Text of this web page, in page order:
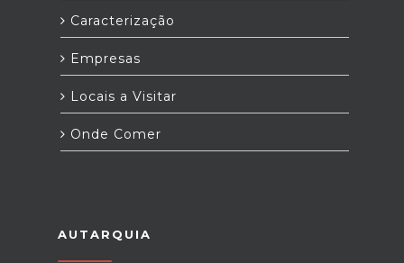
Caracterização
Empresas
Locais a Visitar
Onde Comer
AUTARQUIA